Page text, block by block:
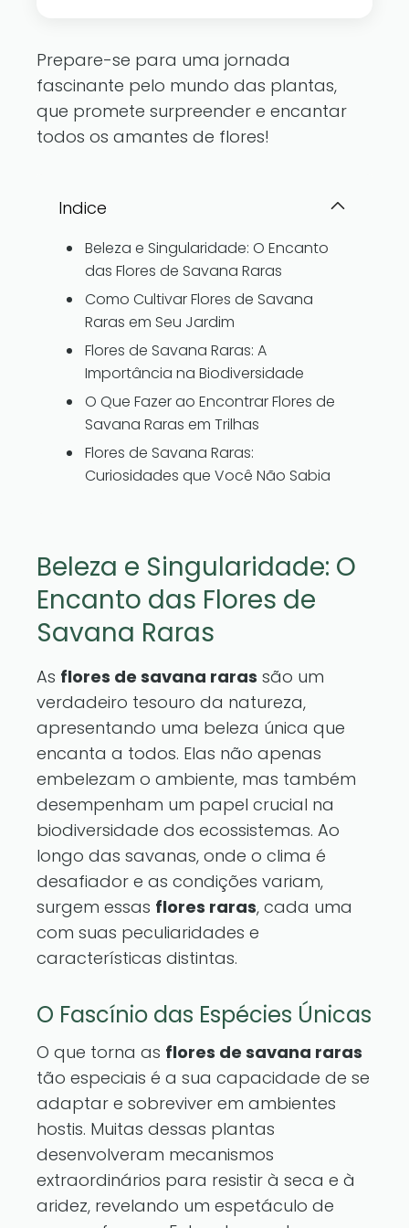
Prepare-se para uma jornada
fascinante pelo mundo das plantas,
que promete surpreender e encantar
todos os amantes de flores!
Indice
Beleza e Singularidade: O Encanto
das Flores de Savana Raras
Como Cultivar Flores de Savana
Raras em Seu Jardim
Flores de Savana Raras: A
Importância na Biodiversidade
O Que Fazer ao Encontrar Flores de
Savana Raras em Trilhas
Flores de Savana Raras:
Curiosidades que Você Não Sabia
Beleza e Singularidade: O
Encanto das Flores de
Savana Raras
As flores de savana raras são um
verdadeiro tesouro da natureza,
apresentando uma beleza única que
encanta a todos. Elas não apenas
embelezam o ambiente, mas também
desempenham um papel crucial na
biodiversidade dos ecossistemas. Ao
longo das savanas, onde o clima é
desafiador e as condições variam,
surgem essas flores raras, cada uma
com suas peculiaridades e
características distintas.
O Fascínio das Espécies Únicas
O que torna as flores de savana raras
tão especiais é a sua capacidade de se
adaptar e sobreviver em ambientes
hostis. Muitas dessas plantas
desenvolveram mecanismos
extraordinários para resistir à seca e à
aridez, revelando um espetáculo de